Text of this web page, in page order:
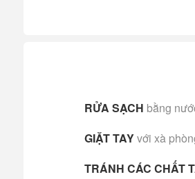
RỬA SẠCH bằng
GIẶT TAYvới xà
TRÁNH CÁC CHẤT